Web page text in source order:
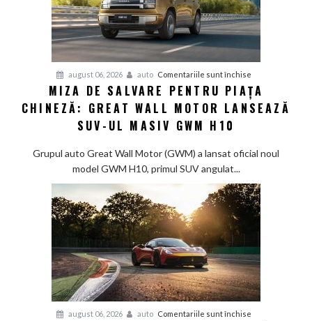
august 06, 2026 auto Comentariile sunt închise
Miza
de
piața
Wall
Motor
ul
masiv
GWM
H10
MIZA DE SALVARE PENTRU PIAȚA
CHINEZĂ: GREAT WALL MOTOR LANSEAZĂ
SUV-UL MASIV GWM H10
Grupul auto Great Wall Motor (GWM) a lansat oficial noul
model GWM H10, primul SUV angulat...
august 06, 2026 auto Comentariile sunt închise